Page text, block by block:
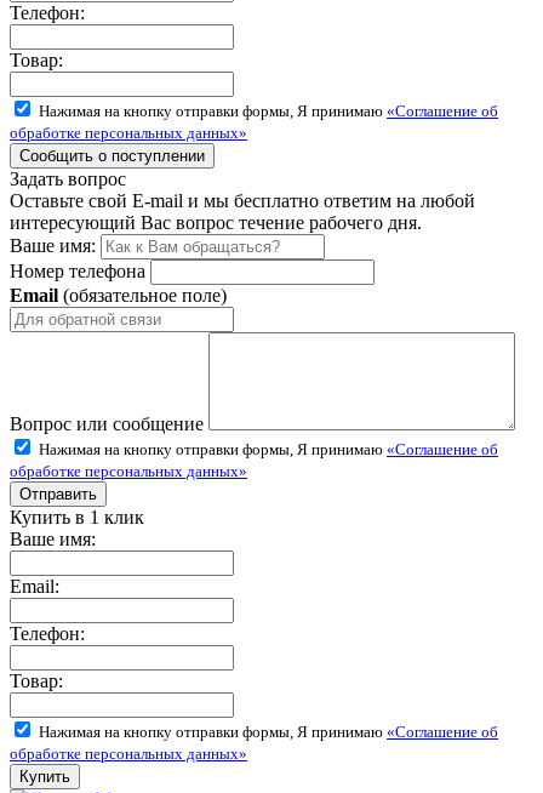
Телефон:
Товар:
Нажимая на кнопку отправки формы, Я принимаю «Соглашение об
обработке персональных данных»
Задать вопрос
Оставьте свой E-mail и мы бесплатно ответим на любой
интересующий Вас вопрос течение рабочего дня.
Ваше имя:
Номер телефона
Email (обязательное поле)
Вопрос или сообщение
Нажимая на кнопку отправки формы, Я принимаю «Соглашение об
обработке персональных данных»
Купить в 1 клик
Ваше имя:
Email:
Телефон:
Товар:
Нажимая на кнопку отправки формы, Я принимаю «Соглашение об
обработке персональных данных»